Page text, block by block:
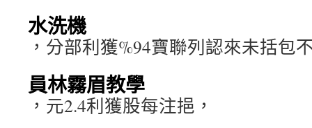
水洗機
，分部利獲%94寶聯列認來未括包
員林霧眉教學
，元2.4利獲股每注挹，